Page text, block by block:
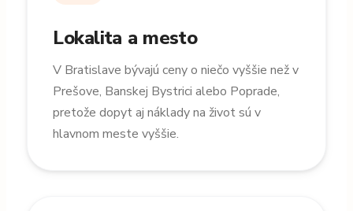
Lokalita a mesto
V Bratislave bývajú ceny o niečo vyššie než v
Prešove, Banskej Bystrici alebo Poprade,
pretože dopyt aj náklady na život sú v
hlavnom meste vyššie.